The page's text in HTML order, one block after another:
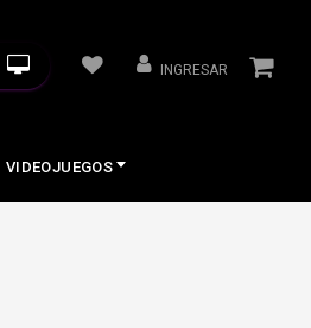
INGRESAR
VIDEOJUEGOS